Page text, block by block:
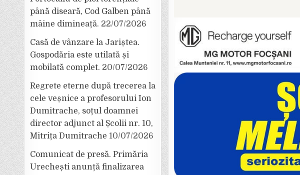
până diseară, Cod Galben până
mâine dimineață. 22/07/2026
Casă de vânzare la Jariștea.
Gospodăria este utilată și
mobilată complet. 20/07/2026
Regrete eterne după trecerea la
cele veșnice a profesorului Ion
Dumitrache, soțul doamnei
director adjunct al Școlii nr. 10,
Mitrița Dumitrache 10/07/2026
Comunicat de presă. Primăria
Urechești anunță finalizarea